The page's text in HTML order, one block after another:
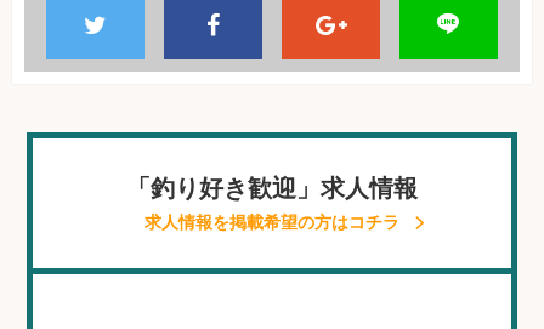
「釣り好き歓迎」求人情報
求人情報を掲載希望の方はコチラ